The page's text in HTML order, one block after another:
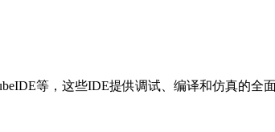
等，这些IDE提供调试、编译和仿真的全